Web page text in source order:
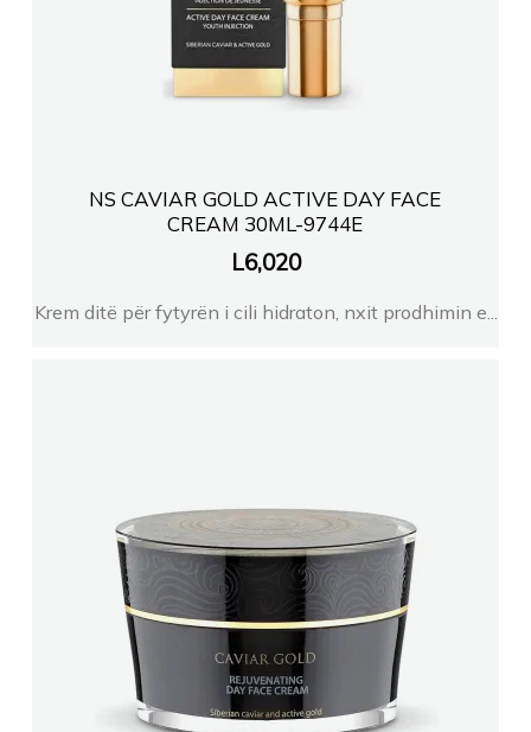
NS CAVIAR GOLD ACTIVE DAY FACE
CREAM 30ML-9744E
L6,020
Krem ditë për fytyrën i cili hidraton, nxit prodhimin e...